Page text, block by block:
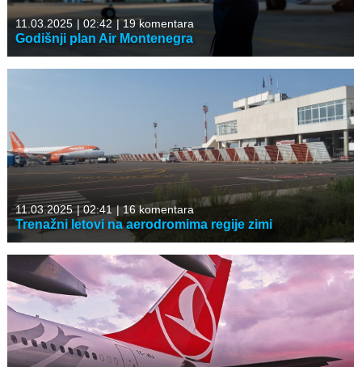
11.03.2025 | 02:42 |19 komentara
Godišnji plan Air Montenegra
11.03.2025 |02:41 |16 komentara
Trenažni letovi na aerodromima regije zimi